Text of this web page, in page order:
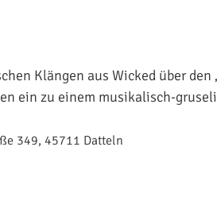
Klängen aus Wicked über den
ein zu einem musikalisch-
349, 45711 Datteln